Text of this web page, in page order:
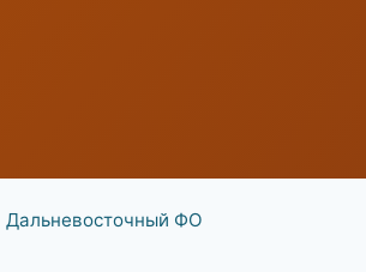
Дальневосточный ФО